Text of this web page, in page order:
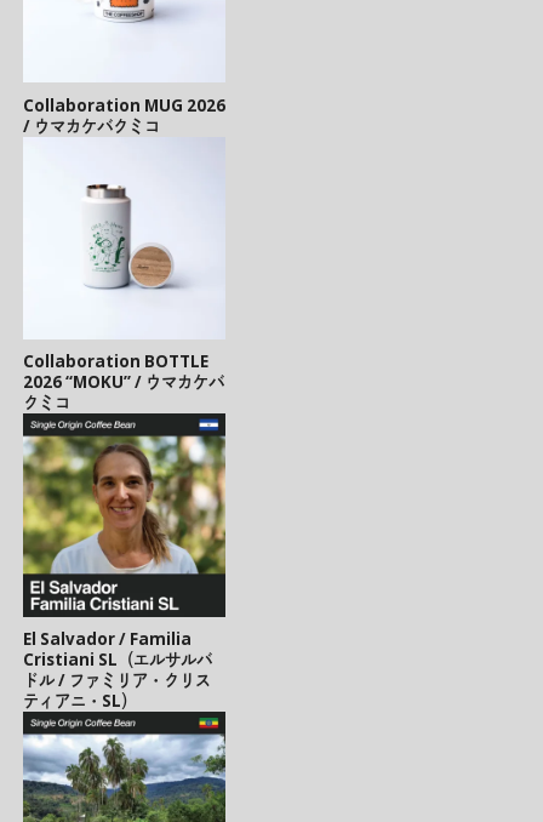
Collaboration MUG 2026
/ ウマカケバクミコ
Collaboration BOTTLE
2026 “MOKU” / ウマカケバ
クミコ
El Salvador / Familia
Cristiani SL（エルサルバ
ドル / ファミリア・クリス
ティアニ・SL）